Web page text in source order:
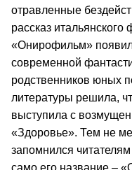
отравленные
рассказ
«Онирофильм»
современной
родственников юных
литературы решила,
выступила с
«Здоровье». Тем не
запомнился
само его название –